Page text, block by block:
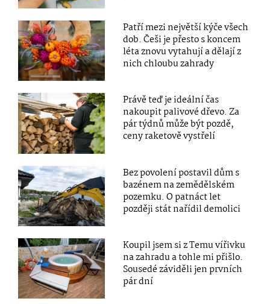
Patří mezi největší kýče všech
dob. Češi je přesto s koncem
léta znovu vytahují a dělají z
nich chloubu zahrady
Právě teď je ideální čas
nakoupit palivové dřevo. Za
pár týdnů může být pozdě,
ceny raketově vystřelí
Bez povolení postavil dům s
bazénem na zemědělském
pozemku. O patnáct let
později stát nařídil demolici
Koupil jsem si z Temu vířivku
na zahradu a tohle mi přišlo.
Sousedé záviděli jen prvních
pár dní